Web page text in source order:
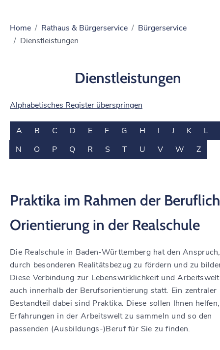
Home Rathaus & Bürgerservice
Bürgerservice
Dienstleistungen
Dienstleistungen
Alphabetisches Register überspringen
A B C D E F G H I J K
L
N
O P Q R S T U V W Z
Praktika im Rahmen der
Orientierung in der Realschule
Die Realschule in Baden-Württemberg hat den
durch besonderen Realitätsbezug zu fördern und zu
Diese Verbindung zur Lebenswirklichkeit und
auch innerhalb der Berufsorientierung statt. Ein zentraler
Bestandteil dabei sind Praktika. Diese sollen Ihnen helfen,
Erfahrungen in der Arbeitswelt zu sammeln und so den
passenden (Ausbildungs-)Beruf für Sie zu finden.